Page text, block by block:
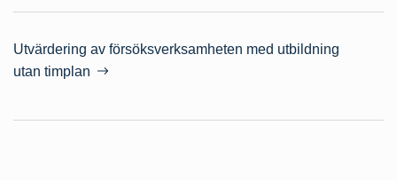
Utvärdering av försöksverksamheten med utbildning
utan timplan